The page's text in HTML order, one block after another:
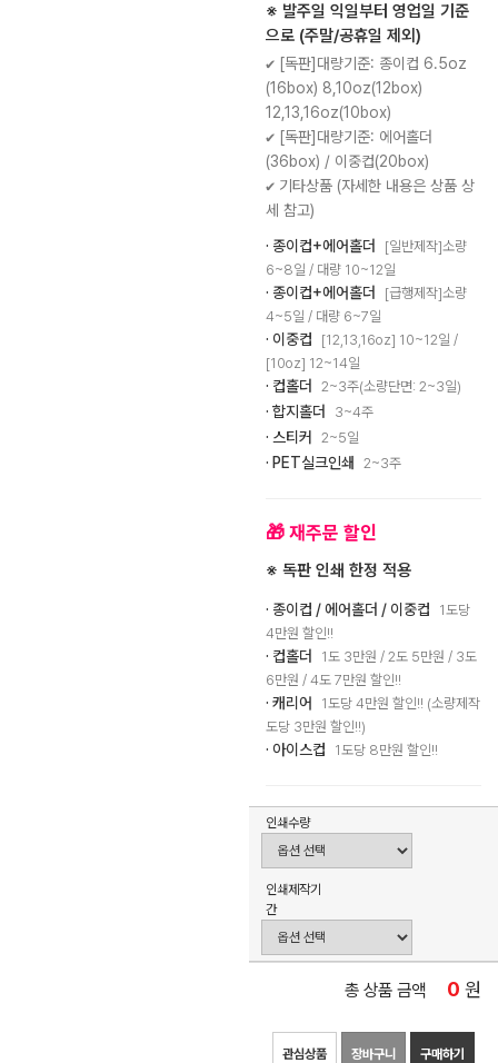
※ 발주일 익일부터 영업일 기준
으로 (주말/공휴일 제외)
✔ [독판]대량기준: 종이컵 6.5oz
(16box) 8,10oz(12box)
12,13,16oz(10box)
✔ [독판]대량기준: 에어홀더
(36box) / 이중컵(20box)
✔ 기타상품 (자세한 내용은 상품 상
세 참고)
· 종이컵+에어홀더
[일반제작]소량
6~8일 / 대량 10~12일
· 종이컵+에어홀더
[급행제작]소량
4~5일 / 대량 6~7일
· 이중컵
[12,13,16oz] 10~12일 /
[10oz] 12~14일
· 컵홀더 2~3주(소량단면: 2~3일)
· 합지홀더 3~4주
· 스티커 2~5일
· PET실크인쇄 2~3주
🎁 재주문 할인
※ 독판 인쇄 한정 적용
· 종이컵 / 에어홀더 / 이중컵
1도당
4만원 할인!!
· 컵홀더
1도 3만원 / 2도 5만원 / 3도
6만원 / 4도 7만원 할인!!
· 캐리어
1도당 4만원 할인!! (소량제작
도당 3만원 할인!!)
· 아이스컵 1도당 8만원 할인!!
인쇄수량
인쇄제작기
간
총 상품 금액 0 원
관심상품 장바구니 구매하기